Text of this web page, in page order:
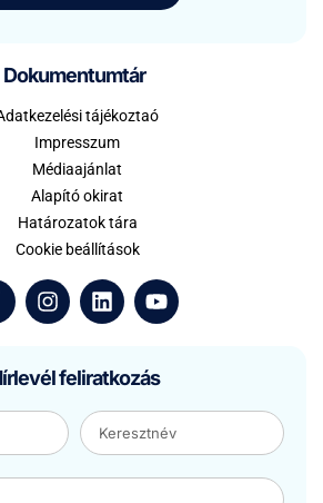
Dokumentumtár
tájékoztaó
Impresszum
Médiaajánlat
Alapító okirat
Határozatok tára
Cookie beállítások
feliratkozás